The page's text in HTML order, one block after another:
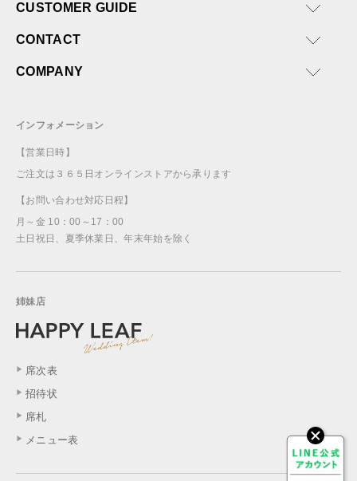
CUSTOMER GUIDE
CONTACT
COMPANY
インフォメーション
【営業日時】
ご注文は３６５日オンラインストアから承ります
【お問い合わせ対応日程】
月～金 10：00～17：00
土日祝日、夏季休業日、年末年始を除く
姉妹店
席次表
招待状
席札
メニュー表